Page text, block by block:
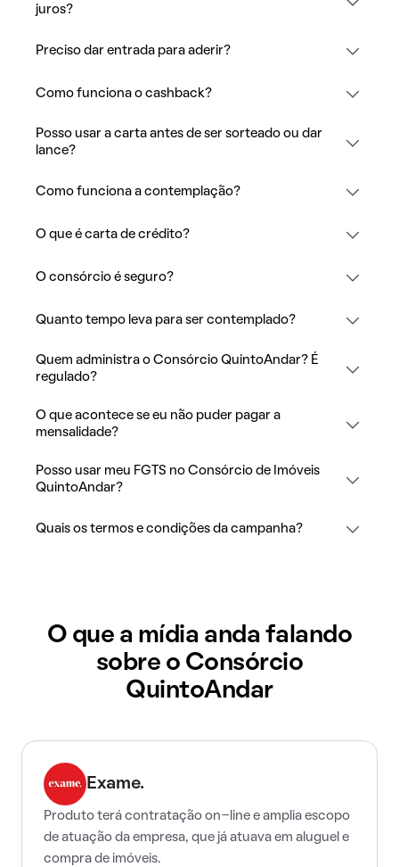
juros?
Preciso dar entrada para aderir?
Como funciona o cashback?
Posso usar a carta antes de ser sorteado ou dar
lance?
Como funciona a contemplação?
O que é carta de crédito?
O consórcio é seguro?
Quanto tempo leva para ser contemplado?
Quem administra o Consórcio QuintoAndar? É
regulado?
O que acontece se eu não puder pagar a
mensalidade?
Posso usar meu FGTS no Consórcio de Imóveis
QuintoAndar?
Quais os termos e condições da campanha?
O que a mídia anda falando
sobre o Consórcio
QuintoAndar
Exame.
Produto terá contratação on-line e amplia escopo
de atuação da empresa, que já atuava em aluguel e
compra de imóveis.